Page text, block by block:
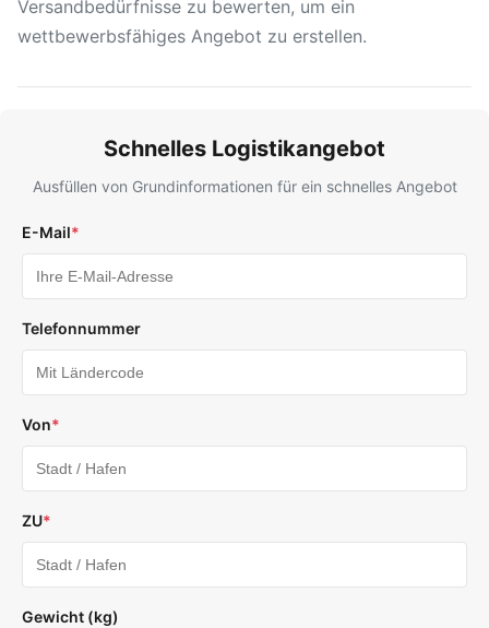
Versandbedürfnisse zu bewerten, um ein
wettbewerbsfähiges Angebot zu erstellen.
Schnelles Logistikangebot
Ausfüllen von Grundinformationen für ein schnelles Angebot
E-Mail*
Telefonnummer
Von*
ZU*
Gewicht (kg)